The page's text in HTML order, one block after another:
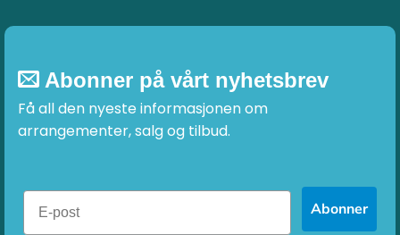
Abonner på vårt nyhetsbrev
Få all den nyeste informasjonen om
arrangementer, salg og tilbud.
Abonner